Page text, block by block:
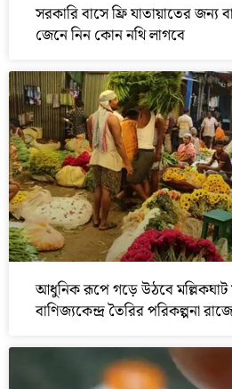
সরকারি বাসে ফ্রি যাতায়াতের জন্য
জেনে নিন কোন নথি লাগবে
আধুনিক রূপে গড়ে উঠবে মল্লিকঘাট
বাণিজ্যকেন্দ্র তৈরির পরিকল্পনা